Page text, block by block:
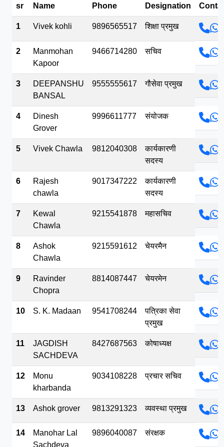
भव.mp3
sr Name Phone Designation
1 Vivek kohli 9896565517 शिक्षा प्रमुख
2
Manmohan
Kapoor
9466714280 सचिव
3
DEEPANSHU
BANSAL
9555555617 गौसेवा प्रमुख
4
Dinesh
Grover
9996611777 संयोजक
5 Vivek Chawla 9812040308
कार्यकारणी
सदस्य
6
Rajesh
chawla
9017347222
कार्यकारणी
सदस्य
7
Kewal
Chawla
9215541878 महासचिव
8
Ashok
Chawla
9215591612 चेयरमैन
9
Ravinder
Chopra
8814087447 चेयरमेन
10 S. K. Madaan 9541708244
पत्रिका सेवा
प्रमुख
11
JAGDISH
SACHDEVA
8427687563 कोषाध्यक्ष
12
Monu
kharbanda
9034108228 प्रचार सचिव
13 Ashok grover 9813291323 व्यवस्था प्रमुख
14
Manohar Lal
Sachdeva
9896040087 संरक्षक